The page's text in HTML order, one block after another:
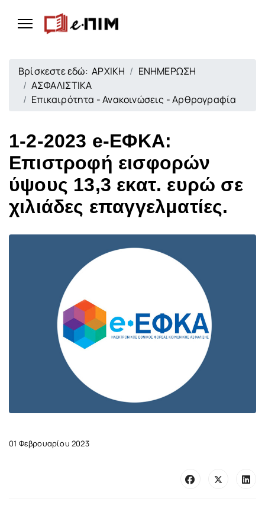
Βρίσκεστε εδώ:ΑΡΧΙΚΗ
ΕΝΗΜΕΡΩΣΗ
ΑΣΦΑΛΙΣΤΙΚΑ
Επικαιρότητα - Ανακοινώσεις - Αρθρογραφία
1-2-2023 e-ΕΦΚΑ:
Επιστροφή εισφορών
ύψους 13,3 εκατ. ευρώ σε
χιλιάδες επαγγελματίες.
01 Φεβρουαρίου 2023